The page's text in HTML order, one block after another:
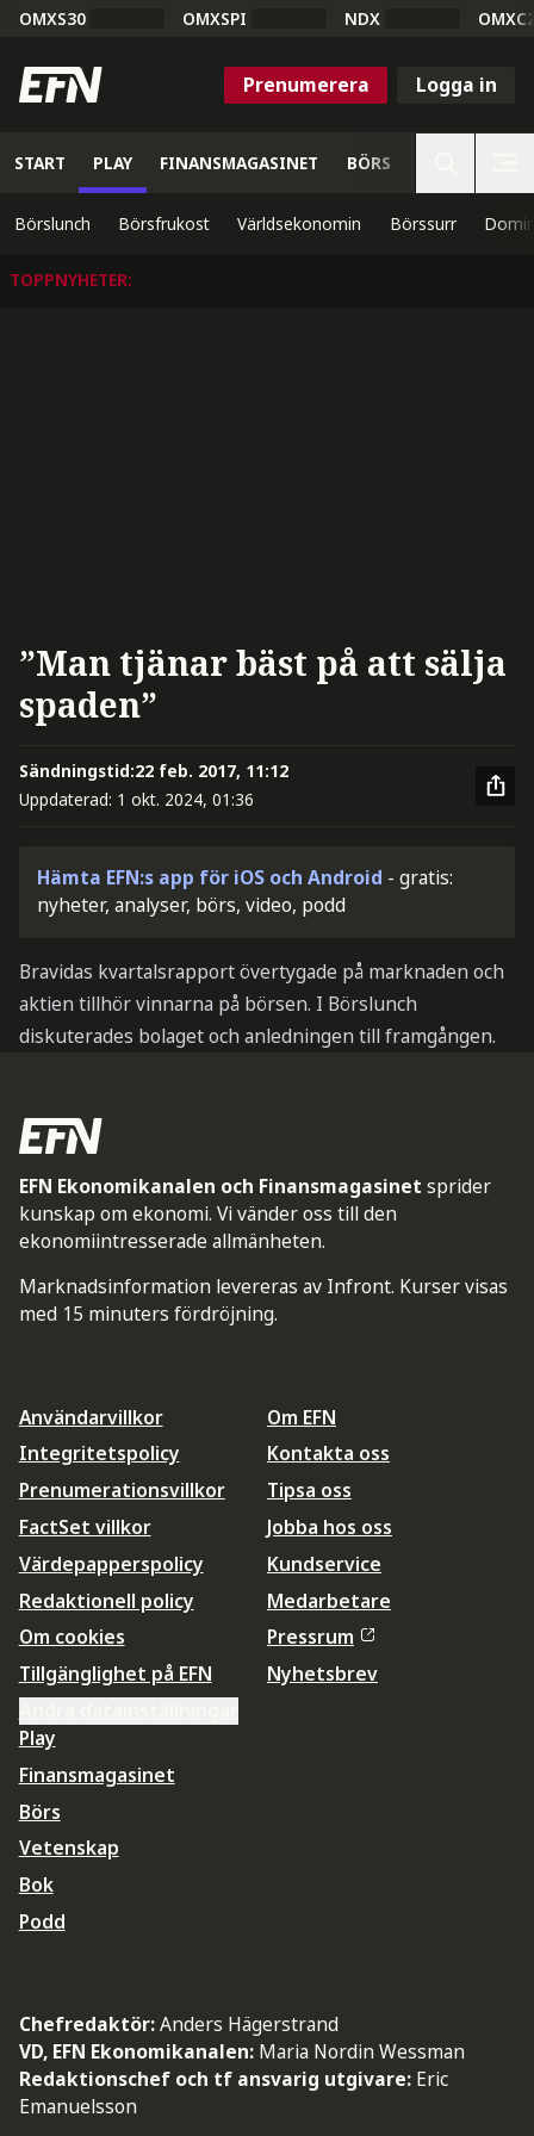
OMXS30 OMXSPI NDX
Prenumerera Logga in
START PLAY FINANSMAGASINET BÖRS
Börslunch Börsfrukost Världsekonomin Börssurr
TOPPNYHETER:
”Man tjänar bäst på att sälja
spaden”
Sändningstid:22 feb. 2017, 11:12
Uppdaterad: 1 okt. 2024, 01:36
Hämta EFN:s app för iOS och Android - gratis:
nyheter, analyser, börs, video, podd
Bravidas kvartalsrapport övertygade på marknaden och
aktien tillhör vinnarna på börsen. I Börslunch
diskuterades bolaget och anledningen till framgången.
EFN Ekonomikanalen och Finansmagasinet sprider
kunskap om ekonomi. Vi vänder oss till den
ekonomiintresserade allmänheten.
Marknadsinformation levereras av Infront. Kurser visas
med 15 minuters fördröjning.
Användarvillkor
Integritetspolicy
Prenumerationsvillkor
FactSet villkor
Värdepapperspolicy
Redaktionell policy
Om cookies
Tillgänglighet på EFN
Om EFN
Kontakta oss
Tipsa oss
Jobba hos oss
Kundservice
Medarbetare
Pressrum
Nyhetsbrev
Play
Finansmagasinet
Börs
Vetenskap
Bok
Podd
Chefredaktör:Anders Hägerstrand
VD, EFN Ekonomikanalen: Maria Nordin Wessman
Redaktionschef och tf ansvarig utgivare: Eric
Emanuelsson